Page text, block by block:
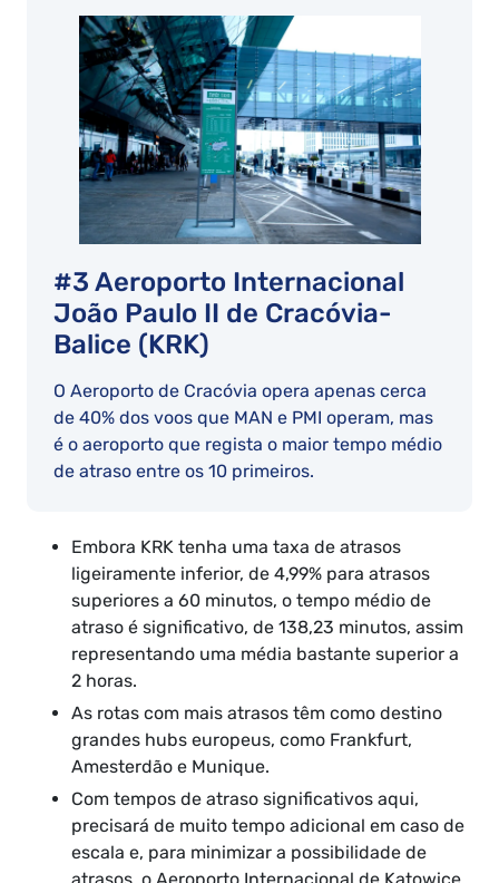
#3 Aeroporto Internacional
João Paulo II de Cracóvia-
Balice (KRK)
O Aeroporto de Cracóvia opera apenas cerca
de 40% dos voos que MAN e PMI operam, mas
é o aeroporto que regista o maior tempo médio
de atraso entre os 10 primeiros.
Embora KRK tenha uma taxa de atrasos
ligeiramente inferior, de 4,99% para atrasos
superiores a 60 minutos, o tempo médio de
atraso é significativo, de 138,23 minutos, assim
representando uma média bastante superior a
2 horas.
As rotas com mais atrasos têm como destino
grandes hubs europeus, como Frankfurt,
Amesterdão e Munique.
Com tempos de atraso significativos aqui,
precisará de muito tempo adicional em caso de
escala e, para minimizar a possibilidade de